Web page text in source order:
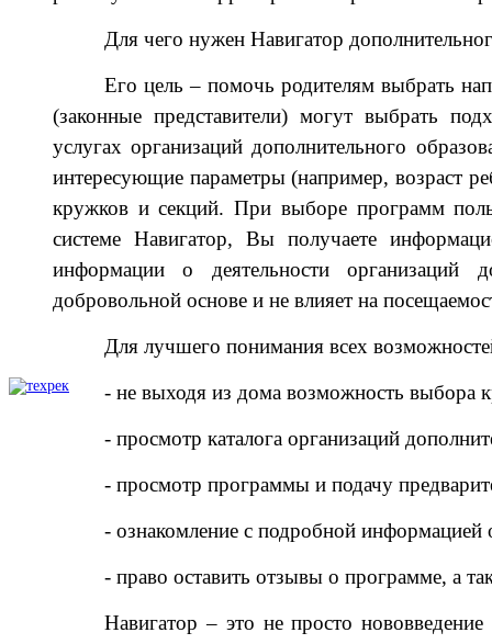
Для чего нужен Навигатор
Его цель – помочь родителям выбрать
(законные представители) могут выбрать
услугах организаций дополнительного
интересующие параметры (например, возраст
кружков и секций. При выборе программ
системе Навигатор, Вы получаете
информации о деятельности организаций
добровольной основе и не влияет на
Для лучшего понимания всех
- не выходя из дома возможность выбора
- просмотр каталога организаций
- просмотр программы и подачу
- ознакомление с подробной
- право оставить отзывы о программе, а
Навигатор – это не просто